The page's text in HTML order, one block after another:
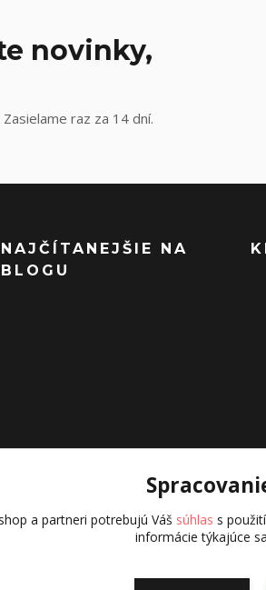
novinky,
raz za 14 dní.
NAJČÍTANEJŠIE NA
BLOGU
a partneri potrebujú Váš súhlas s
informácie týkajúce